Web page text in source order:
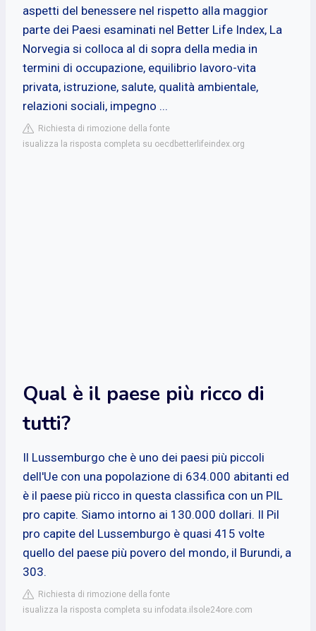
aspetti del benessere nel rispetto alla maggior
parte dei Paesi esaminati nel Better Life Index, La
Norvegia si colloca al di sopra della media in
termini di occupazione, equilibrio lavoro-vita
privata, istruzione, salute, qualità ambientale,
relazioni sociali, impegno ...
Richiesta di rimozione della fonte
isualizza la risposta completa su oecdbetterlifeindex.org
Qual è il paese più ricco di
tutti?
Il Lussemburgo che è uno dei paesi più piccoli
dell'Ue con una popolazione di 634.000 abitanti ed
è il paese più ricco in questa classifica con un PIL
pro capite. Siamo intorno ai 130.000 dollari. Il Pil
pro capite del Lussemburgo è quasi 415 volte
quello del paese più povero del mondo, il Burundi, a
303.
Richiesta di rimozione della fonte
isualizza la risposta completa su infodata.ilsole24ore.com